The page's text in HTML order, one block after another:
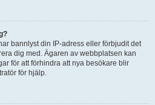
bannlyst din IP-adress eller förbjudit det
dig med. Ägaren av webbplatsen kan
för att förhindra att nya besökare blir
för hjälp.